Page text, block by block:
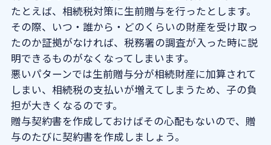
たとえば、相続税対策に生前贈与を行ったとします。
その際、いつ・誰から・どのくらいの財産を受け取っ
たのか証拠がなければ、税務署の調査が入った時に説
明できるものがなくなってしまいます。
悪いパターンでは生前贈与分が相続財産に加算されて
しまい、相続税の支払いが増えてしまうため、子の負
担が大きくなるのです。
贈与契約書を作成しておけばその心配もないので、贈
与のたびに契約書を作成しましょう。